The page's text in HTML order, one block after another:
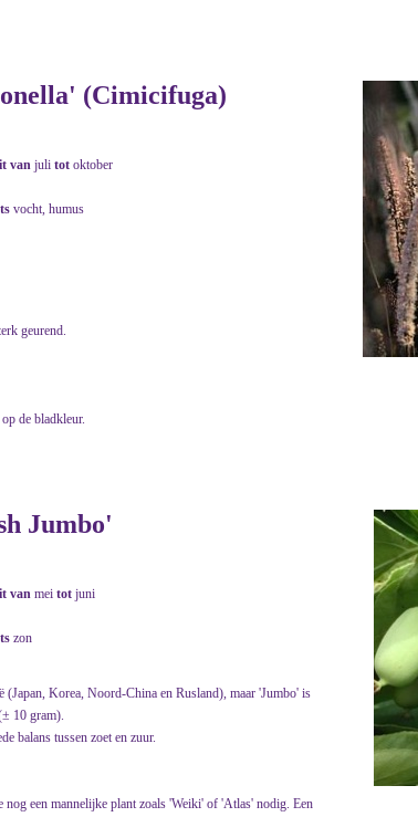
(Cimicifuga)
van juli tot oktober
vocht, humus
geurend.
de bladkleur.
Jumbo'
van mei tot juni
zon
Korea, Noord-China en Rusland), maar 'Jumbo' is
10 gram).
balans tussen zoet en zuur.
een mannelijke plant zoals 'Weiki' of 'Atlas' nodig. Een